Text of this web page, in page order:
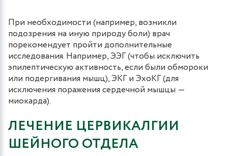
При необходимости (например, возникли
подозрения на иную природу боли) врач
порекомендует пройти дополнительные
исследования. Например, ЭЭГ (чтобы исключить
эпилептическую активность, если были обмороки
или подергивания мышц), ЭКГ и ЭхоКГ (для
исключения поражения сердечной мышцы ―
миокарда).
ЛЕЧЕНИЕ ЦЕРВИКАЛГИИ
ШЕЙНОГО ОТДЕЛА